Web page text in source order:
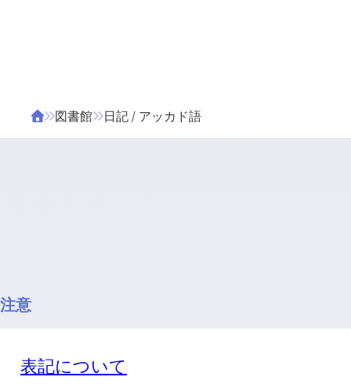
図書館 日記 / アッカド語
注意
表記について